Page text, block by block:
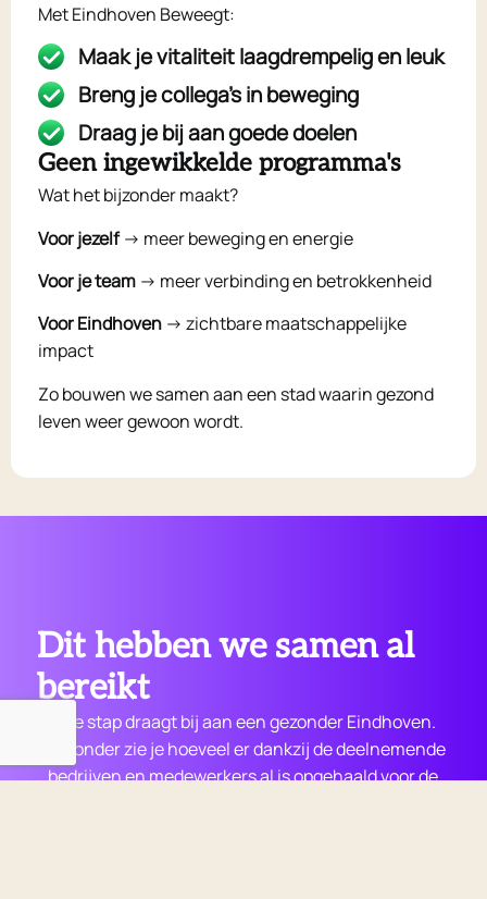
Met Eindhoven Beweegt:
Maak je vitaliteit laagdrempelig en leuk
Breng je collega's in beweging
Draag je bij aan goede doelen
Geen ingewikkelde programma's
Wat het bijzonder maakt?
Voor jezelf→ meer beweging en energie
Voor je team → meer verbinding en betrokkenheid
Voor Eindhoven → zichtbare maatschappelijke
impact
Zo bouwen we samen aan een stad waarin gezond
leven weer gewoon wordt.
Dit hebben we samen al
bereikt
Elke stap draagt bij aan een gezonder Eindhoven.
Hieronder zie je hoeveel er dankzij de deelnemende
bedrijven en medewerkers al is opgehaald voor de